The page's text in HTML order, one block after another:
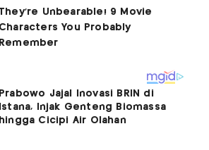
Prabowo Jajal Inovasi BRIN di
Istana, Injak Genteng Biomassa
hingga Cicipi Air Olahan